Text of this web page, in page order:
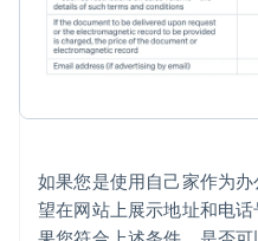
如果您是使用自己家作为
望在网站上展示地址和电